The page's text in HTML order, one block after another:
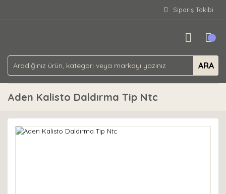
Sipariş Takibi
ARA
Aden Kalisto Daldırma Tip Ntc